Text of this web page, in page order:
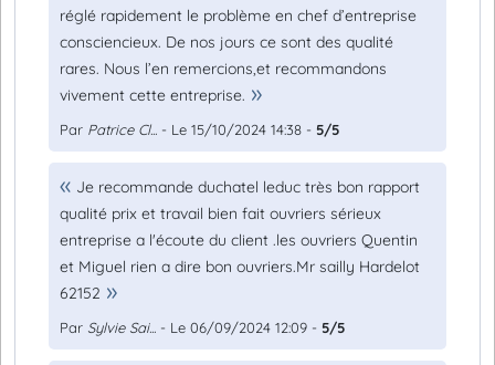
réglé rapidement le problème en chef d’entreprise
consciencieux. De nos jours ce sont des qualité
rares. Nous l’en remercions,et recommandons
vivement cette entreprise.
Par Patrice Cl... - Le 15/10/2024 14:38 - 5/5
Je recommande duchatel leduc très bon rapport
qualité prix et travail bien fait ouvriers sérieux
entreprise a l'écoute du client .les ouvriers Quentin
et Miguel rien a dire bon ouvriers.Mr sailly Hardelot
62152
Par Sylvie Sai... - Le 06/09/2024 12:09 - 5/5